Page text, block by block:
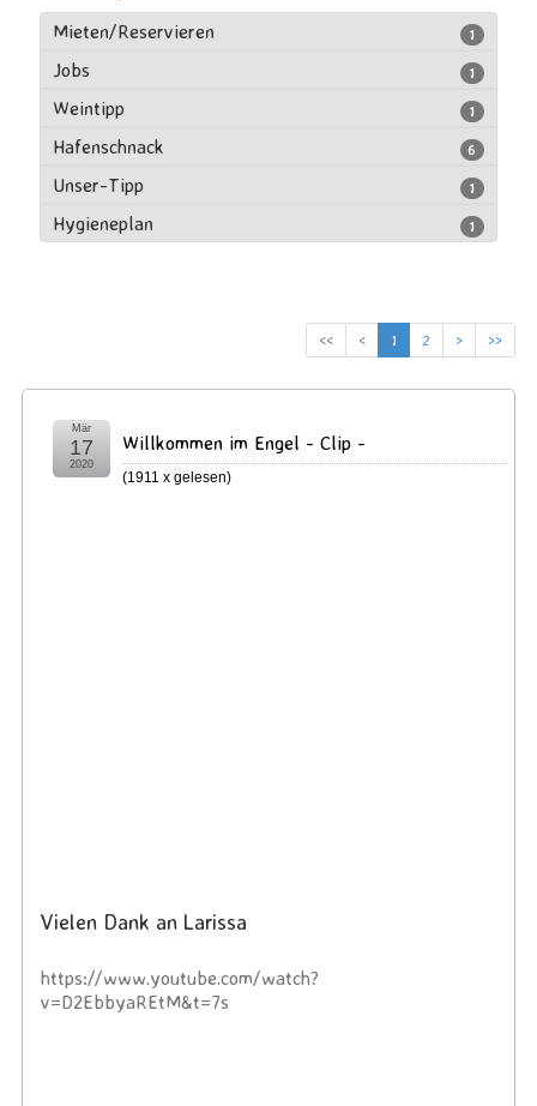
1
Mieten/Reservieren
1
Jobs
1
Weintipp
6
Hafenschnack
1
Unser-Tipp
1
Hygieneplan
<< < 1 2 > >>
Willkommen im Engel - Clip -
(1911 x gelesen)
Mär
17
2020
Vielen Dank an Larissa
https://www.youtube.com/watch?
v=D2EbbyaREtM&t=7s